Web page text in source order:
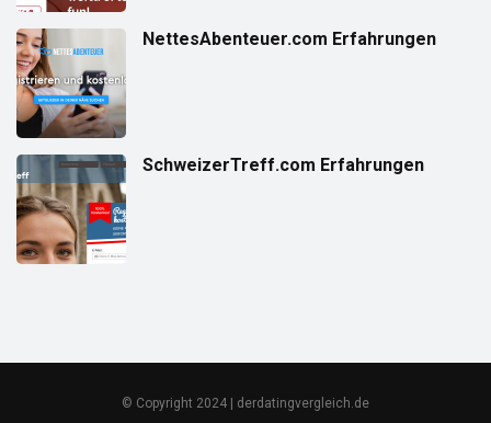
NettesAbenteuer.com Erfahrungen
SchweizerTreff.com Erfahrungen
© Copyright 2024 | derdatingvergleich.de